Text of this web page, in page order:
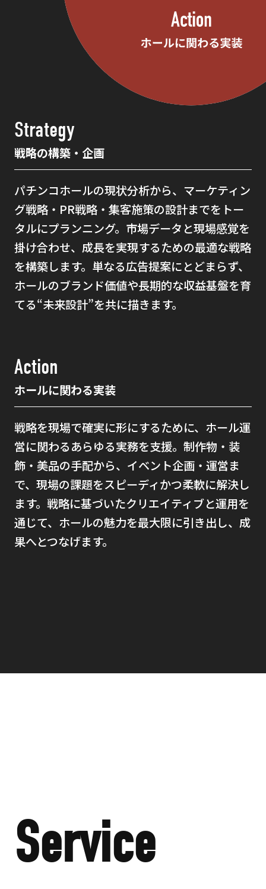
Strategy
戦略の構築・企画
パチンコホールの現状分析から、マーケティン
グ戦略・PR戦略・集客施策の設計までをトー
タルにプランニング。市場データと現場感覚を
掛け合わせ、成長を実現するための最適な戦略
を構築します。単なる広告提案にとどまらず、
ホールのブランド価値や長期的な収益基盤を育
てる“未来設計”を共に描きます。
Action
ホールに関わる実装
戦略を現場で確実に形にするために、ホール運
営に関わるあらゆる実務を支援。制作物・装
飾・美品の手配から、イベント企画・運営ま
で、現場の課題をスピーディかつ柔軟に解決し
ます。戦略に基づいたクリエイティブと運用を
通じて、ホールの魅力を最大限に引き出し、成
果へとつなげます。
Service